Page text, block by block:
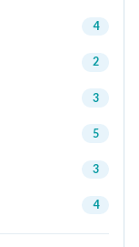
4
2
3
5
3
4